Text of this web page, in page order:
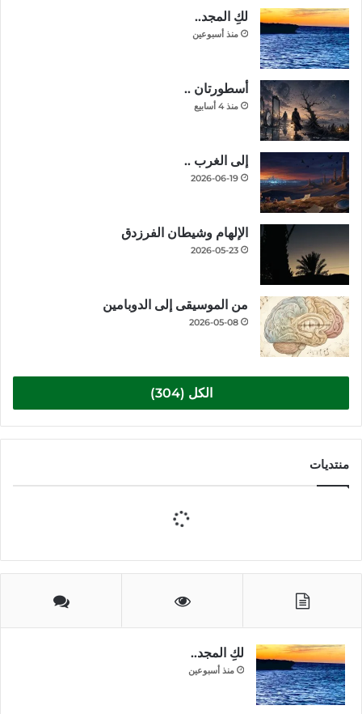
لكِ المجد..
منذ أسبوعين
أسطورتان ..
منذ 4 أسابيع
إلى الغرب ..
2026-06-19
الإلهام وشيطان الفرزدق
2026-05-23
من الموسيقى إلى الدوبامين
2026-05-08
الكل (304)
منتديات
لكِ المجد..
منذ أسبوعين